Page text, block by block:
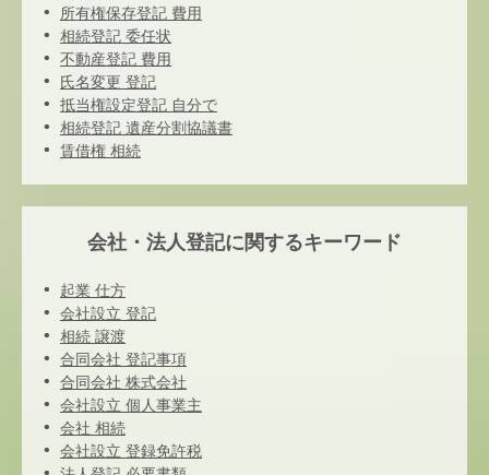
所有権保存登記 費用
相続登記 委任状
不動産登記 費用
氏名変更 登記
抵当権設定登記 自分で
相続登記 遺産分割協議書
賃借権 相続
会社・法人登記に関するキーワード
起業 仕方
会社設立 登記
相続 譲渡
合同会社 登記事項
合同会社 株式会社
会社設立 個人事業主
会社 相続
会社設立 登録免許税